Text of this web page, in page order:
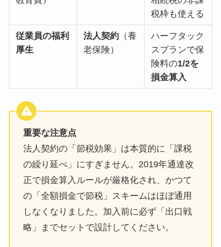
税枠も使える
従業員の福利
厚生
法人契約 （養
老保険）
ハーフタック
スプランで保
険料の1/2を
損金算入
重要な注意点
法人契約の「節税効果」は本質的に「課税
の繰り延べ」にすぎません。2019年通達改
正で損金算入ルールが厳格化され、かつて
の「全額損金で節税」スキームはほぼ通用
しなくなりました。加入前に必ず「出口戦
略」までセットで設計してください。